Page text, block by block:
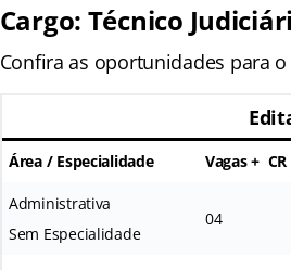
Cargo: Técnico
Confira as oportunidades para
Área / Especialidade Vagas + CR
Administrativa
Sem Especialidade
04